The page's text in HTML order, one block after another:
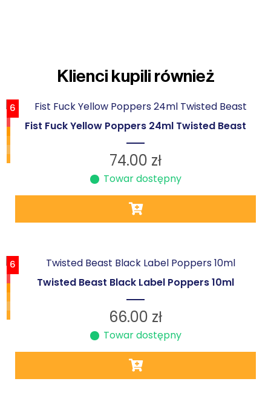
Klienci kupili również
6
Fist Fuck Yellow Poppers 24ml Twisted Beast
74.00 zł
Towar dostępny
6
Twisted Beast Black Label Poppers 10ml
66.00 zł
Towar dostępny